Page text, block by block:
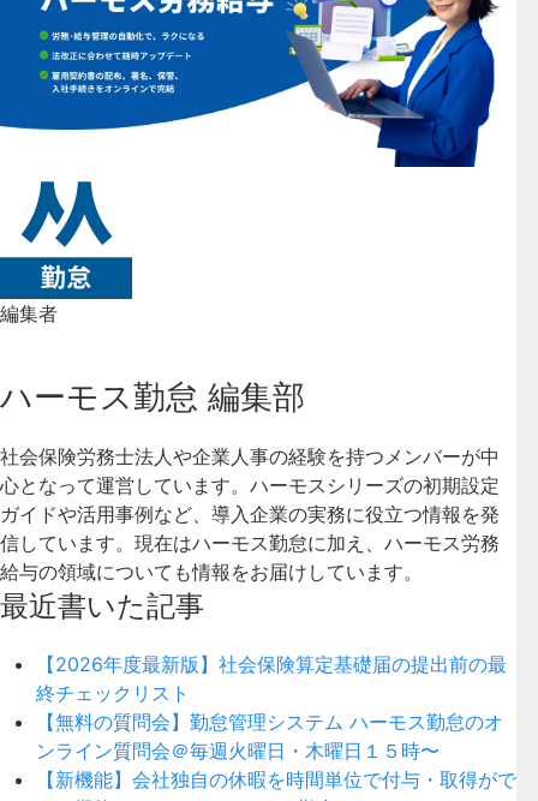
編集者
ハーモス勤怠 編集部
社会保険労務士法人や企業人事の経験を持つメンバーが中
心となって運営しています。ハーモスシリーズの初期設定
ガイドや活用事例など、導入企業の実務に役立つ情報を発
信しています。現在はハーモス勤怠に加え、ハーモス労務
給与の領域についても情報をお届けしています。
最近書いた記事
【2026年度最新版】社会保険算定基礎届の提出前の最
終チェックリスト
【無料の質問会】勤怠管理システム ハーモス勤怠のオ
ンライン質問会＠毎週火曜日・木曜日１５時〜
【新機能】会社独自の休暇を時間単位で付与・取得がで